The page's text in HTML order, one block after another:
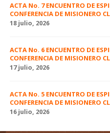
ACTA No. 7 ENCUENTRO DE
CONFERENCIA DE MISIONERO
18 julio, 2026
ACTA No. 6 ENCUENTRO DE
CONFERENCIA DE MISIONERO
17 julio, 2026
ACTA No. 5 ENCUENTRO DE
CONFERENCIA DE MISIONERO
16 julio, 2026